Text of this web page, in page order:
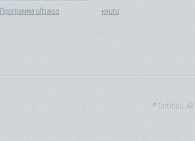
Программа ultraiso
книги
© Untitled.